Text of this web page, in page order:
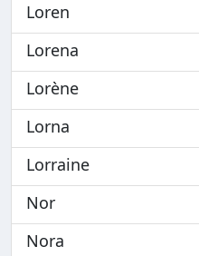
Loren
Lorena
Lorène
Lorna
Lorraine
Nor
Nora